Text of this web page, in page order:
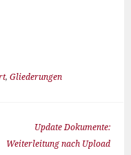
,Gliederungen
Update Dokumente:
Weiterleitung nach Upload